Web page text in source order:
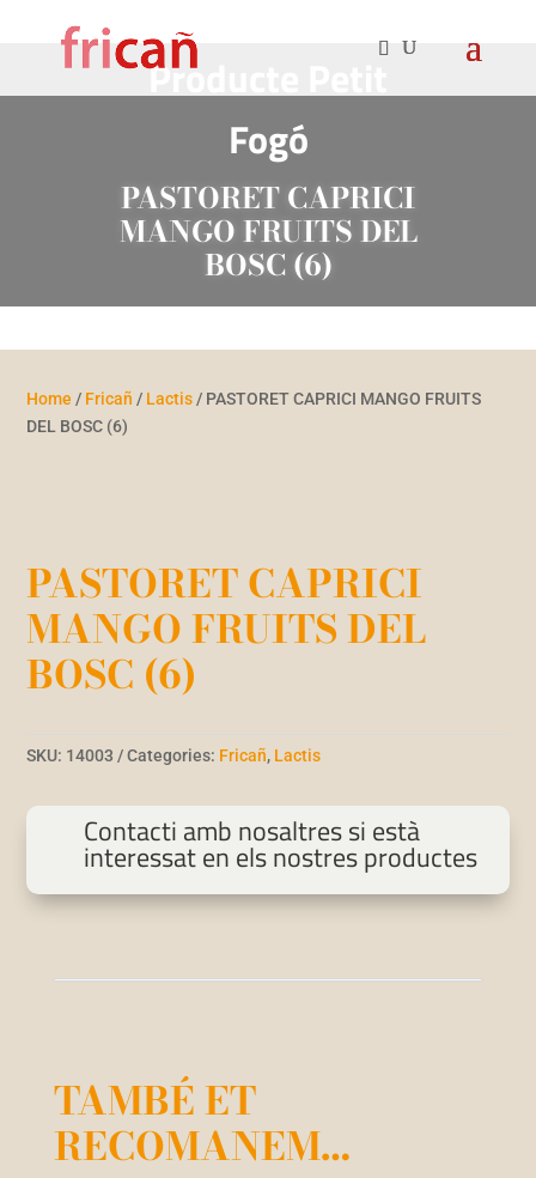
Producte Petit
Fogó
PASTORET CAPRICI
MANGO FRUITS DEL
BOSC (6)
Home / Fricañ / Lactis / PASTORET CAPRICI MANGO FRUITS
DEL BOSC (6)
PASTORET CAPRICI
MANGO FRUITS DEL
BOSC (6)
SKU: 14003 Categories: Fricañ, Lactis
Contacti amb nosaltres si està
interessat en els nostres productes
TAMBÉ ET
RECOMANEM…